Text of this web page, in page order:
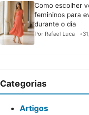
Como escolher
femininos para
durante o dia
Por Rafael Luca
Categorias
Artigos